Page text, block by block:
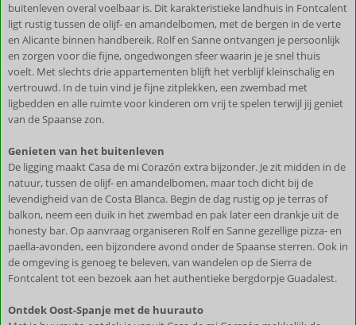
buitenleven overal voelbaar is. Dit karakteristieke landhuis in Fontcalent
ligt rustig tussen de olijf- en amandelbomen, met de bergen in de verte
en Alicante binnen handbereik. Rolf en Sanne ontvangen je persoonlijk
en zorgen voor die fijne, ongedwongen sfeer waarin je je snel thuis
voelt. Met slechts drie appartementen blijft het verblijf kleinschalig en
vertrouwd. In de tuin vind je fijne zitplekken, een zwembad met
ligbedden en alle ruimte voor kinderen om vrij te spelen terwijl jij geniet
van de Spaanse zon.
Genieten van het buitenleven
De ligging maakt Casa de mi Corazón extra bijzonder. Je zit midden in de
natuur, tussen de olijf- en amandelbomen, maar toch dicht bij de
levendigheid van de Costa Blanca. Begin de dag rustig op je terras of
balkon, neem een duik in het zwembad en pak later een drankje uit de
honesty bar. Op aanvraag organiseren Rolf en Sanne gezellige pizza- en
paella-avonden, een bijzondere avond onder de Spaanse sterren. Ook in
de omgeving is genoeg te beleven, van wandelen op de Sierra de
Fontcalent tot een bezoek aan het authentieke bergdorpje Guadalest.
Ontdek Oost-Spanje met de huurauto